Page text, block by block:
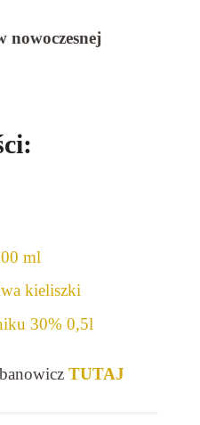
ml
kieliszki
30% 0,5l
TUTAJ